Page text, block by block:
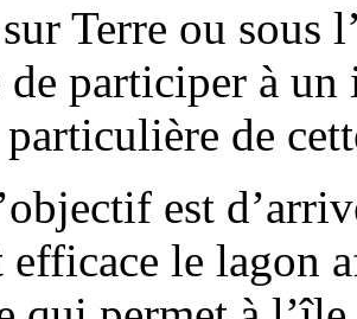
Terre ou sous
participer à un
de
est
efficace le lagon